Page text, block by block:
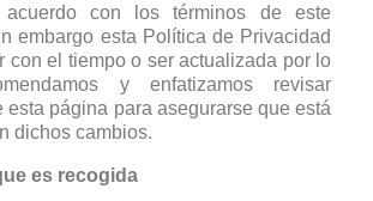
con los términos de este
embargo esta Política de Privacidad
con el tiempo o ser actualizada por lo
y enfatizamos revisar
esta página para asegurarse que está
dichos cambios.
es recogida